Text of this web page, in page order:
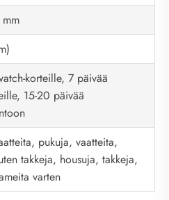
korteille, 7 päivää
15-20 päivää
pukuja, vaatteita,
takkeja, housuja, takkeja,
varten